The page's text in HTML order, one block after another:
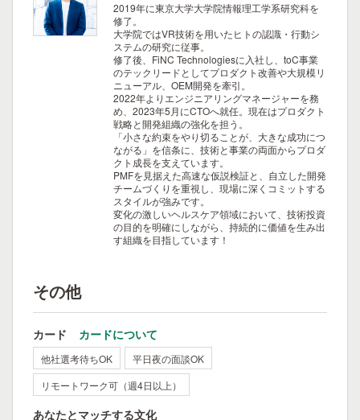
2019年に東京大学大学院情報理工学系研究科を
修了。
大学院ではVR技術を用いたヒトの認識・行動シ
ステムの研究に従事。
修了後、FiNC Technologiesに入社し、toC事業
のテックリードとしてプロダクト改善や大規模リ
ニューアル、OEM開発を牽引。
2022年よりエンジニアリングマネージャーを務
め、2023年5月にCTOへ就任。現在はプロダクト
戦略と開発組織の強化を担う。
「小さな約束をやり切ることが、大きな成功につ
ながる」を信条に、技術と事業の両面からプロダ
クト成長を支えています。
PMFを見据えた高速な仮説検証と、自立した開発
チームづくりを重視し、現場に深くコミットする
スタイルが強みです。
変化の激しいヘルスケア領域において、技術投資
の目的を明確にしながら、持続的に価値を生み出
す組織を目指しています！
その他
カード カードについて
他社選考待ちOK
平日夜の面談OK
リモートワーク可（週4日以上）
あなたとマッチする文化